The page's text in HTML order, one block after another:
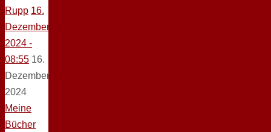
Rupp 16.
Dezember
2024 -
08:55 16.
Dezember
2024
Meine
Bücher